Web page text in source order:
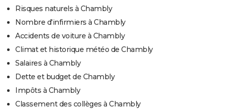
Risques naturels à Chambly
Nombre d'infirmiers à Chambly
Accidents de voiture à Chambly
Climat et historique météo de Chambly
Salaires à Chambly
Dette et budget de Chambly
Impôts à Chambly
Classement des collèges à Chambly